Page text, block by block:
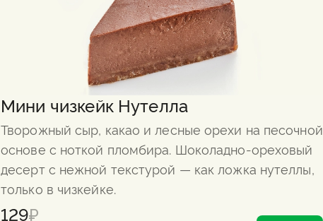
Мини чизкейк Нутелла
Творожный сыр, какао и лесные орехи на песочной
основе с ноткой пломбира. Шоколадно-ореховый
десерт с нежной текстурой — как ложка нутеллы,
только в чизкейке.
129₽